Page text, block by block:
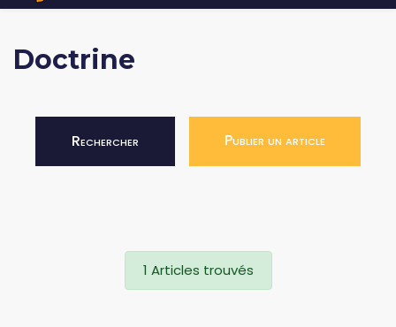
Doctrine
Rechercher Publier un article
1 Articles trouvés